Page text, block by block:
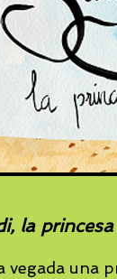
la
vegada una